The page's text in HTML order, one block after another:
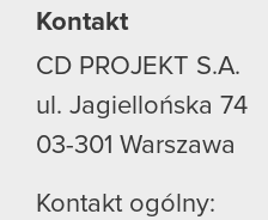
Kontakt
CD PROJEKT S.A.
ul. Jagiellońska 74
03-301 Warszawa
Kontakt ogólny: